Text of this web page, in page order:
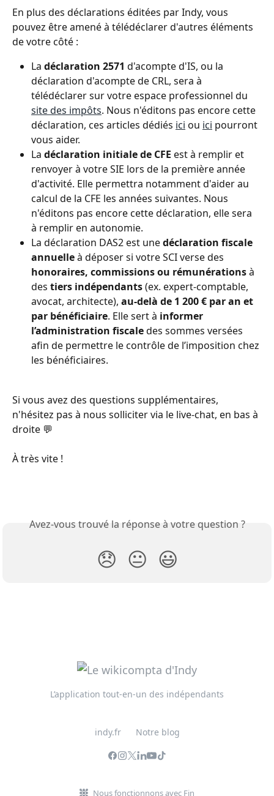
En plus des déclarations éditées par Indy, vous
pouvez être amené à télédéclarer d'autres éléments
de votre côté :
La déclaration 2571 d'acompte d'IS, ou la
déclaration d'acompte de CRL, sera à
télédéclarer sur votre espace professionnel du
site des impôts. Nous n'éditons pas encore cette
déclaration, ces articles dédiés ici ou ici pourront
vous aider.
La déclaration initiale de CFE est à remplir et
renvoyer à votre SIE lors de la première année
d'activité. Elle permettra notamment d'aider au
calcul de la CFE les années suivantes. Nous
n'éditons pas encore cette déclaration, elle sera
à remplir en autonomie.
La déclaration DAS2 est une déclaration fiscale
annuelle à déposer si votre SCI verse des
honoraires, commissions ou rémunérations à
des tiers indépendants (ex. expert-comptable,
avocat, architecte), au-delà de 1 200 € par an et
par bénéficiaire. Elle sert à informer
l’administration fiscale des sommes versées
afin de permettre le contrôle de l’imposition chez
les bénéficiaires.
Si vous avez des questions supplémentaires,
n'hésitez pas à nous solliciter via le live-chat, en bas à
droite 💬
À très vite !
Avez-vous trouvé la réponse à votre question ?
😞 😐 😃
L’application tout-en-un des indépendants
indy.fr Notre blog
Nous fonctionnons avec Fin